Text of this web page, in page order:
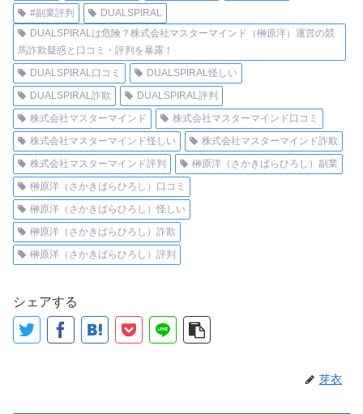
#副業評判
DUALSPIRAL
DUALSPIRALは危険？株式会社マスターマインド（榊原洋）運営の競
馬詐欺疑惑と口コミ・評判を暴露！
DUALSPIRAL口コミ
DUALSPIRAL怪しい
DUALSPIRAL詐欺
DUALSPIRAL評判
株式会社マスターマインド
株式会社マスターマインド口コミ
株式会社マスターマインド怪しい
株式会社マスターマインド詐欺
株式会社マスターマインド評判
榊原洋（さかきばらひろし）副業
榊原洋（さかきばらひろし）口コミ
榊原洋（さかきばらひろし）怪しい
榊原洋（さかきばらひろし）詐欺
榊原洋（さかきばらひろし）評判
シェアする
芽衣